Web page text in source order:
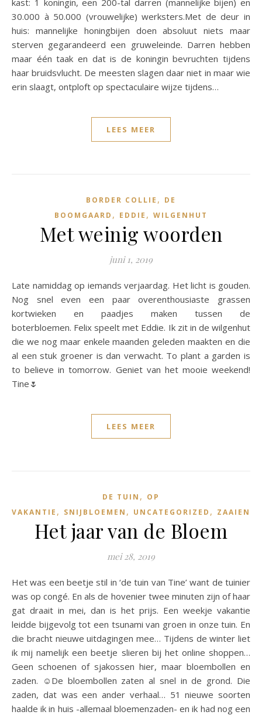
kast: 1 koningin, een 200-tal darren (mannelijke bijen) en
30.000 à 50.000 (vrouwelijke) werksters.Met de deur in
huis: mannelijke honingbijen doen absoluut niets maar
sterven gegarandeerd een gruweleinde. Darren hebben
maar één taak en dat is de koningin bevruchten tijdens
haar bruidsvlucht. De meesten slagen daar niet in maar wie
erin slaagt, ontploft op spectaculaire wijze tijdens…
LEES MEER
BORDER COLLIE , DE
BOOMGAARD , EDDIE , WILGENHUT
Met weinig woorden
juni 1, 2019
Late namiddag op iemands verjaardag. Het licht is gouden.
Nog snel even een paar overenthousiaste grassen
kortwieken en paadjes maken tussen de
boterbloemen. Felix speelt met Eddie. Ik zit in de wilgenhut
die we nog maar enkele maanden geleden maakten en die
al een stuk groener is dan verwacht. To plant a garden is
to believe in tomorrow. Geniet van het mooie weekend!
Tine🌷
LEES MEER
DE TUIN , OP
VAKANTIE , SNIJBLOEMEN , UNCATEGORIZED , ZAAIEN
Het jaar van de Bloem
mei 28, 2019
Het was een beetje stil in ‘de tuin van Tine’ want de tuinier
was op congé. En als de hovenier twee minuten zijn of haar
gat draait in mei, dan is het prijs. Een weekje vakantie
leidde bijgevolg tot een tsunami van groen in onze tuin. En
die bracht nieuwe uitdagingen mee… Tijdens de winter liet
ik mij namelijk een beetje slieren bij het online shoppen…
Geen schoenen of sjakossen hier, maar bloembollen en
zaden. ☺️De bloembollen zaten al snel in de grond. Die
zaden, dat was een ander verhaal… 51 nieuwe soorten
haalde ik in huis -allemaal bloemenzaden- en ik had nog een